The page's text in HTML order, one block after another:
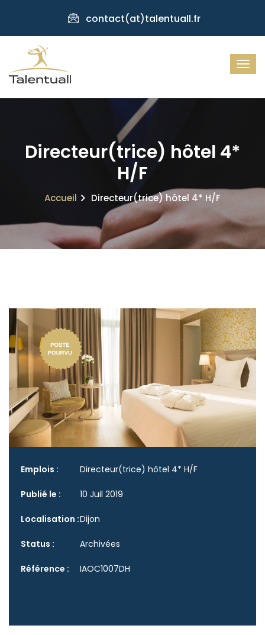
contact(at)talentuall.fr
Directeur(trice) hôtel 4*
H/F
Accueil Directeur(trice) hôtel 4* H/F
Emplois : Directeur(trice) hôtel 4* H/F
Publié le : 10 Juil 2019
Localisation :Dijon
Status : Archivées
Référence : IAOC1007DH